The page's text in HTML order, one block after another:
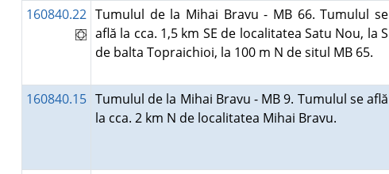
160840.22 Tumulul de la Mihai Bravu - MB 66. Tumulul se
află la cca. 1,5 km SE de localitatea Satu Nou, la S
de balta Topraichioi, la 100 m N de situl MB 65.
160840.15 Tumulul de la Mihai Bravu - MB 9. Tumulul se află
la cca. 2 km N de localitatea Mihai Bravu.